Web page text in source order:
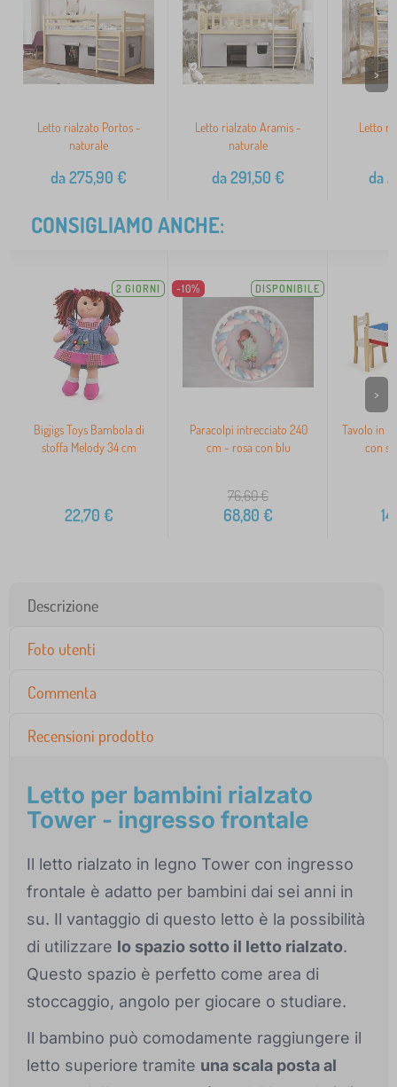
Letto rialzato Portos -
naturale
da275,90 €
Letto rialzato Aramis -
naturale
da291,50 €
Letto
da
>
CONSIGLIAMO ANCHE:
2 GIORNI
Bigjigs Toys Bambola di
stoffa Melody 34 cm
22,70 €
-10% DISPONIBILE
Paracolpi intrecciato 240
cm - rosa con blu
76,60€
68,80 €
Tavolo in
con
>
Descrizione
Foto utenti
Commenta
Recensioni prodotto
Letto per bambini rialzato
Tower - ingresso frontale
Il letto rialzato in legno Tower con ingresso
frontale è adatto per bambini dai sei anni in
su. Il vantaggio di questo letto è la possibilità
di utilizzare lo spazio sotto il letto rialzato.
Questo spazio è perfetto come area di
stoccaggio, angolo per giocare o studiare.
Il bambino può comodamente raggiungere il
letto superiore tramite una scala posta al